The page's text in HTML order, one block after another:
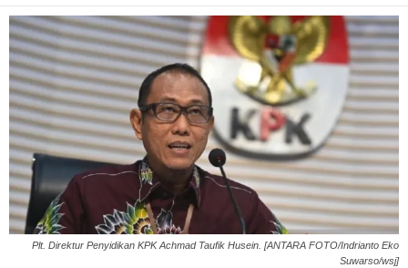
Plt. Direktur Penyidikan KPK Achmad Taufik Husein. [ANTARA FOTO/Indrianto Eko
Suwarso/wsj]